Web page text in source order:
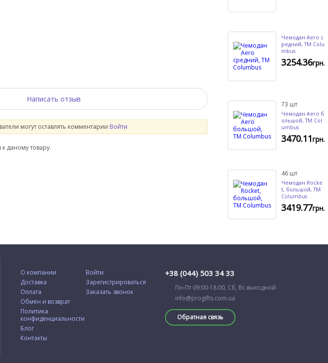
Чемодан Aero с
редний, ТМ Colu
mbus
3254.36грн.
73 шт
Чемодан Aero б
ольшой, ТМ Col
umbus
3470.11грн.
46 шт
Чемодан Rocke
t, большой, TM
Columbus
3419.77грн.
Написать отзыв
могут оставлять комментарии Войти
к даному товару.
О компании
Доставка
Оплата
Обмен и возврат
Политика
конфиденциальности
Блог
Контакты
Войти
Зарегистрироваться
Заказать звонок
+38 (044) 503 34 33
Пн-Пт 09:00-18:00, Сб, Вс выходной
info@progifts.com.ua
Обратная связь